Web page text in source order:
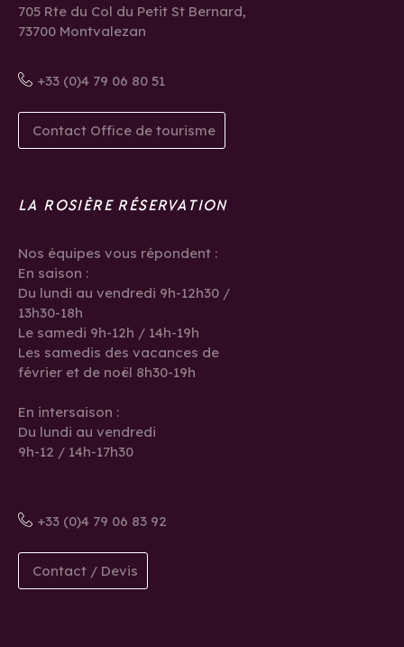
705 Rte du Col du Petit St Bernard,
73700 Montvalezan
+33 (0)4 79 06 80 51
Contact Office de tourisme
LA ROSIÈRE RÉSERVATION
Nos équipes vous répondent :
En saison :
Du lundi au vendredi 9h-12h30 /
13h30-18h
Le samedi 9h-12h / 14h-19h
Les samedis des vacances de
février et de noël 8h30-19h
En intersaison :
Du lundi au vendredi
9h-12 / 14h-17h30
+33 (0)4 79 06 83 92
Contact / Devis